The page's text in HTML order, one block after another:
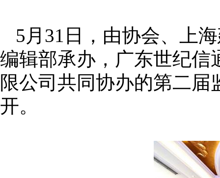
5月31日，由协会、上
编辑部承办，广东世纪信
限公司共同协办的第二
开。